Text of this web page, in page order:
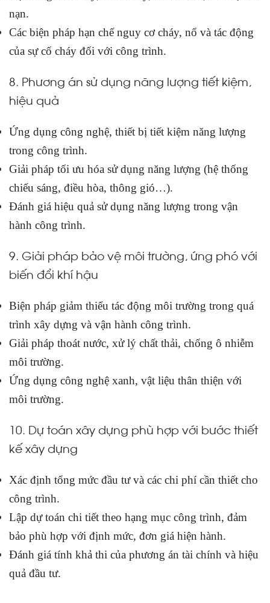
nạn.
Các biện pháp hạn chế nguy cơ cháy, nổ và tác động
của sự cố cháy đối với công trình.
8. Phương án sử dụng năng lượng tiết kiệm,
hiệu quả
Ứng dụng công nghệ, thiết bị tiết kiệm năng lượng
trong công trình.
Giải pháp tối ưu hóa sử dụng năng lượng (hệ thống
chiếu sáng, điều hòa, thông gió…).
Đánh giá hiệu quả sử dụng năng lượng trong vận
hành công trình.
9. Giải pháp bảo vệ môi trường, ứng phó với
biến đổi khí hậu
Biện pháp giảm thiểu tác động môi trường trong quá
trình xây dựng và vận hành công trình.
Giải pháp thoát nước, xử lý chất thải, chống ô nhiễm
môi trường.
Ứng dụng công nghệ xanh, vật liệu thân thiện với
môi trường.
10. Dự toán xây dựng phù hợp với bước thiết
kế xây dựng
Xác định tổng mức đầu tư và các chi phí cần thiết cho
công trình.
Lập dự toán chi tiết theo hạng mục công trình, đảm
bảo phù hợp với định mức, đơn giá hiện hành.
Đánh giá tính khả thi của phương án tài chính và hiệu
quả đầu tư.